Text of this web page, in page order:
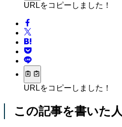
URLをコピーしました！
URLをコピーしました！
この記事を書いた人